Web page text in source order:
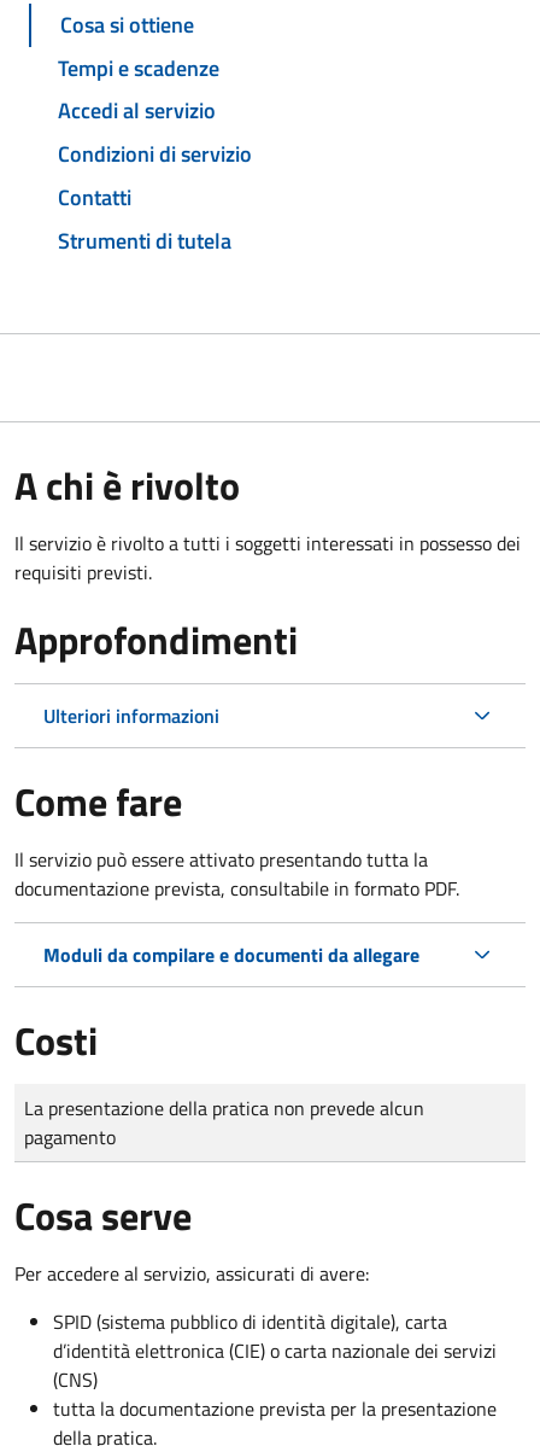
Cosa si ottiene
Tempi e scadenze
Accedi al servizio
Condizioni di servizio
Contatti
Strumenti di tutela
A chi è rivolto
Il servizio è rivolto a tutti i soggetti interessati in possesso dei
requisiti previsti.
Approfondimenti
Ulteriori informazioni
Come fare
Il servizio può essere attivato presentando tutta la
documentazione prevista, consultabile in formato PDF.
Moduli da compilare e documenti da allegare
Costi
Tipo di pagamento
Importo
La presentazione della pratica non prevede alcun
pagamento
Cosa serve
Per accedere al servizio, assicurati di avere:
SPID (sistema pubblico di identità digitale), carta
d’identità elettronica (CIE) o carta nazionale dei servizi
(CNS)
tutta la documentazione prevista per la presentazione
della pratica.